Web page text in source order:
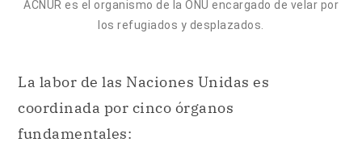
coordinada por cinco órganos
Asamblea General : Es el órgano
deliberante y el de mayor importancia,
puesto que es el único que incluye